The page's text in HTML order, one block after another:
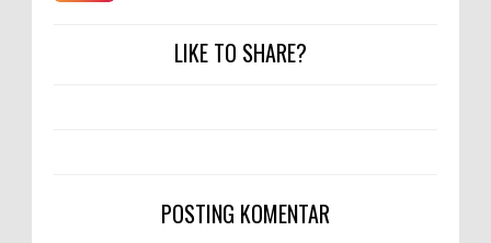
LIKE TO SHARE?
POSTING KOMENTAR